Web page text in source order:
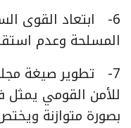
6- ابتعاد القوى
المسلحة وعدم
7- تطوير صيغة
للأمن القومي يمثل
بصورة متوازنة